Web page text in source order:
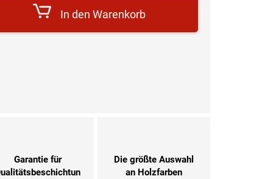
In den Warenkorb
Garantie für
Die größte Auswahl
an Holzfarben